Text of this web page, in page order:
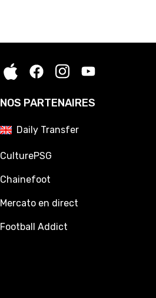
NOS PARTENAIRES
Daily Transfer
CulturePSG
Chainefoot
Mercato en direct
Football Addict